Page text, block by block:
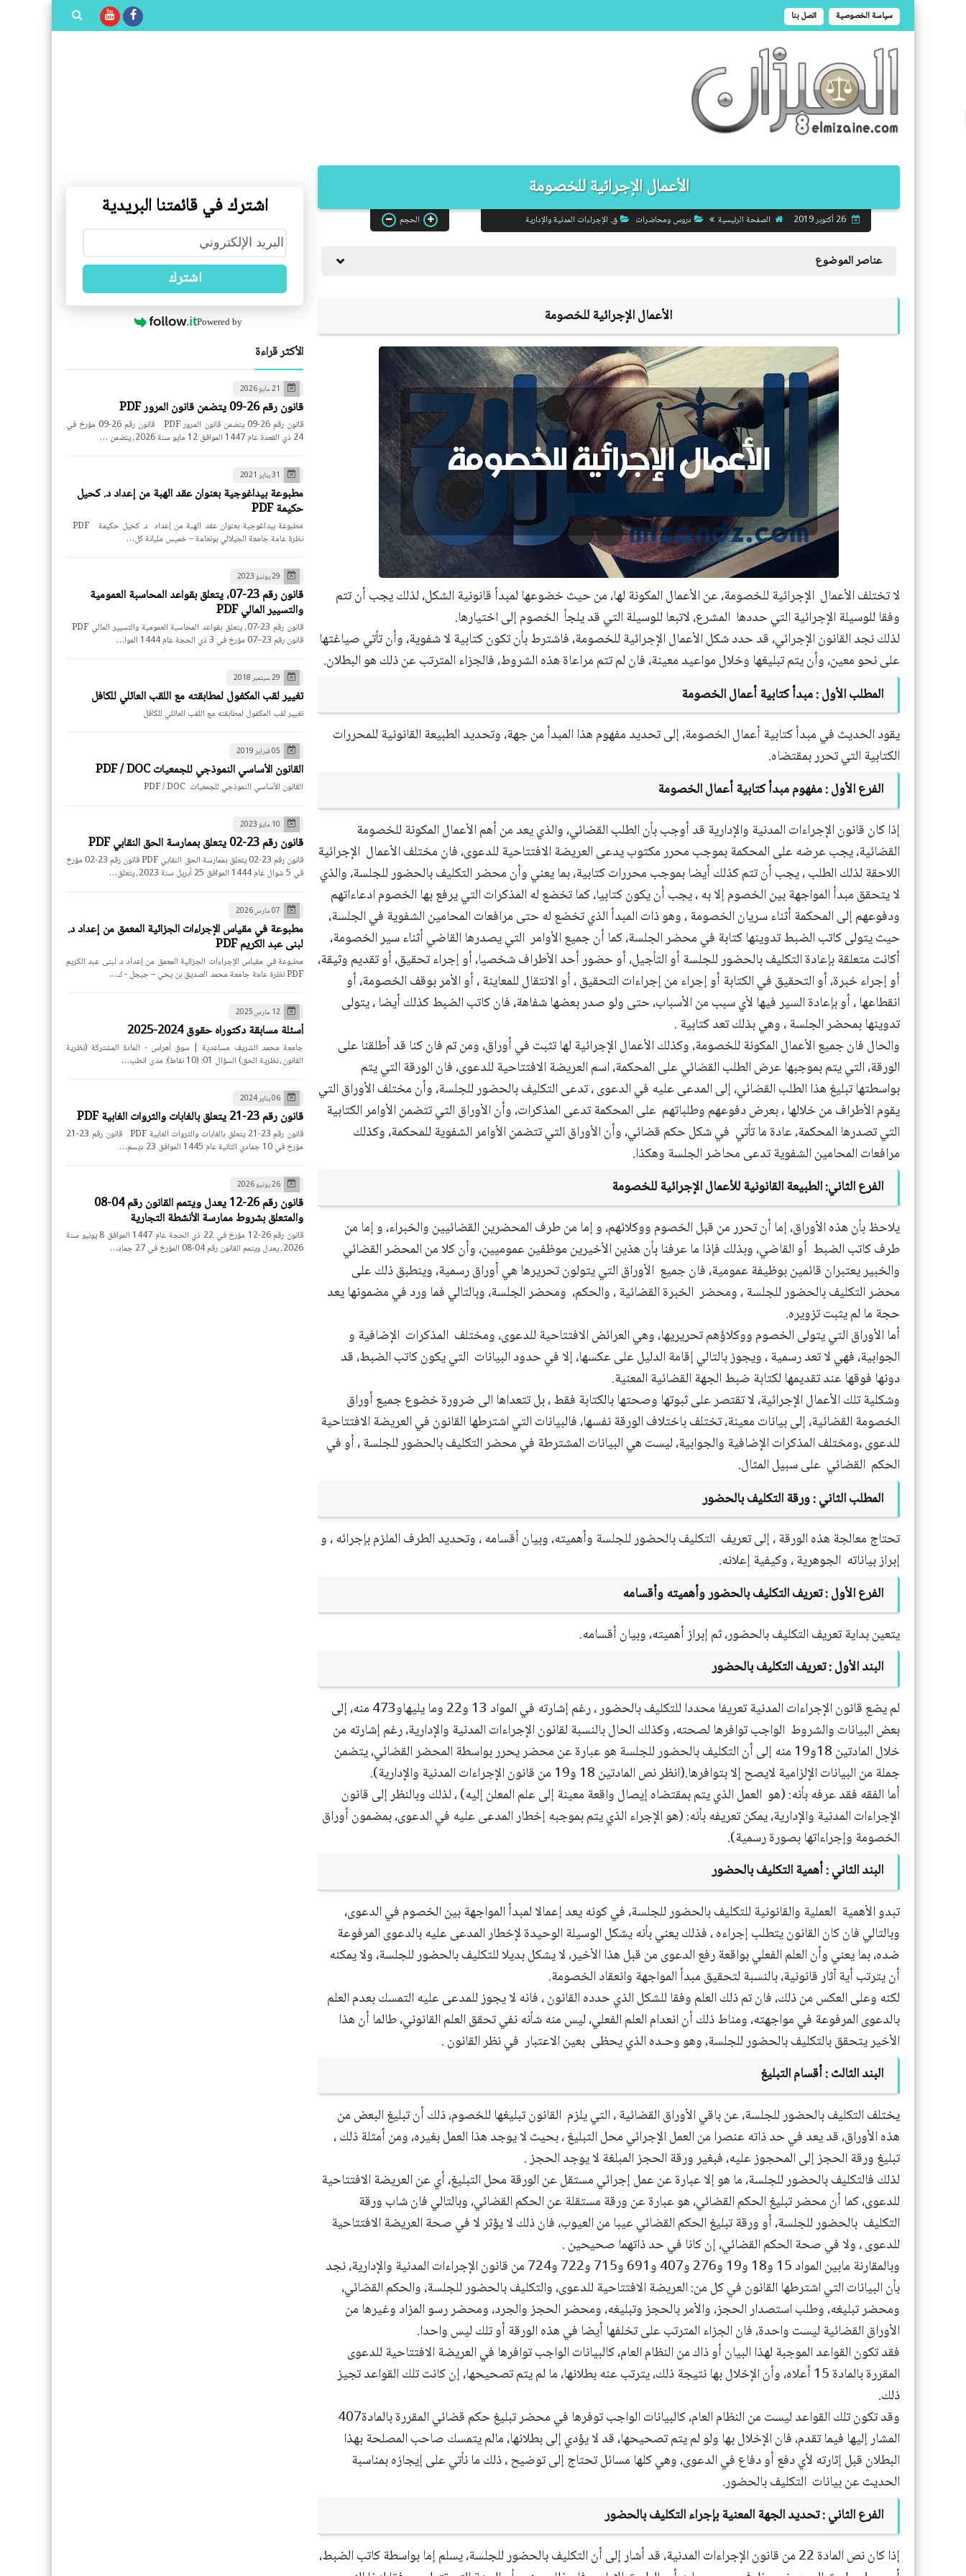
سياسة الخصوصية اتصل بنا
الأعمال الإجرائية للخصومة
26 أكتوبر 2019 الصفحة الرئيسية دروس ومحاضرات ق. الإجراءات المدنية والإدارية الحجم
عناصر الموضوع
الأعمال الإجرائية للخصومة
لا تختلف الأعمال الإجرائية للخصومة، عن الأعمال المكونة لها، من حيث خضوعها لمبدأ قانونية الشكل، لذلك يجب أن تتم
وفقا للوسيلة الإجرائية التي حددها المشرع، لاتبعا للوسيلة التي قد يلجأ الخصوم إلى اختيارها.
لذلك نجد القانون الإجرائي، قد حدد شكل الأعمال الإجرائية للخصومة، فاشترط بأن تكون كتابية لا شفوية، وأن تأتي صياغتها
على نحو معين، وأن يتم تبليغها وخلال مواعيد معينة، فان لم تتم مراعاة هذه الشروط، فالجزاء المترتب عن ذلك هو البطلان.
المطلب الأول :مبدأ كتابية أعمال الخصومة
يقود الحديث في مبدأ كتابية أعمال الخصومة، إلى تحديد مفهوم هذا المبدأ من جهة، وتحديد الطبيعة القانونية للمحررات
الكتابية التي تحرر بمقتضاه.
الفرع الأول : مفهوم مبدأ كتابية أعمال الخصومة
إذا كان قانون الإجراءات المدنية والإدارية قد أوجب بأن الطلب القضائي، والذي يعد من أهم الأعمال المكونة للخصومة
القضائية، يجب عرضه على المحكمة بموجب محرر مكتوب يدعى العريضة الافتتاحية للدعوى، فان مختلف الأعمال الإجرائية
اللاحقة لذلك الطلب ، يجب أن تتم كذلك أيضا بموجب محررات كتابية، بما يعني وأن محضر التكليف بالحضور للجلسة، والذي
لا يتحقق مبدأ المواجهة بين الخصوم إلا به ، يجب أن يكون كتابيا، كما تخضع له المذكرات التي يرفع بها الخصوم ادعاءاتهم
ودفوعهم إلى المحكمة أثناء سريان الخصومة ، وهو ذات المبدأ الذي تخضع له حتى مرافعات المحامين الشفوية في الجلسة،
حيث يتولى كاتب الضبط تدوينها كتابة في محضر الجلسة، كما أن جميع الأوامر التي يصدرها القاضي أثناء سير الخصومة،
أكانت متعلقة بإعادة التكليف بالحضور للجلسة أو التأجيل، أو حضور أحد الأطراف شخصيا، أو إجراء تحقيق، أو تقديم وثيقة،
أو إجراء خبرة، أو التحقيق في الكتابة أو إجراء من إجراءات التحقيق ، أو الانتقال للمعاينة ، أو الأمر بوقف الخصومة، أو
انقطاعها ، أو بإعادة السير فيها لأي سبب من الأسباب، حتى ولو صدر بعضها شفاهة، فان كاتب الضبط كذلك أيضا ، يتولى
تدوينها بمحضر الجلسة ، وهي بذلك تعد كتابية .
والحال فان جميع الأعمال المكونة للخصومة، وكذلك الأعمال الإجرائية لها تثبت في أوراق، ومن تم فان كنا قد أطلقنا على
الورقة، التي يتم بموجبها عرض الطلب القضائي على المحكمة، اسم العريضة الافتتاحية للدعوى، فان الورقة التي يتم
بواسطتها تبليغ هذا الطلب القضائي، إلى المدعى عليه في الدعوى ، تدعى التكليف بالحضور للجلسة، وأن مختلف الأوراق التي
يقوم الأطراف من خلالها ، بعرض دفوعهم وطلباتهم على المحكمة تدعى المذكرات، وأن الأوراق التي تتضمن الأوامر الكتابية
التي تصدرها المحكمة، عادة ما تأتي في شكل حكم قضائي، وأن الأوراق التي تتضمن الأوامر الشفوية للمحكمة، وكذلك
مرافعات المحامين الشفوية تدعى محاضر الجلسة وهكذا.
الفرع الثاني:الطبيعة القانونية للأعمال الإجرائية للخصومة
يلاحظ بأن هذه الأوراق، إما أن تحرر من قبل الخصوم ووكلائهم، و إما من طرف المحضرين القضائيين والخبراء، و إما من
طرف كاتب الضبط أو القاضي، وبذلك فإذا ما عرفنا بأن هذين الأخيرين موظفين عموميين، وأن كلا من المحضر القضائي
والخبير يعتبران قائمين بوظيفة عمومية، فان جميع الأوراق التي يتولون تحريرها هي أوراق رسمية، وينطبق ذلك على
محضر التكليف بالحضور للجلسة ، ومحضر الخبرة القضائية ، والحكم، ومحضر الجلسة، وبالتالي فما ورد في مضمونها يعد
حجة ما لم يثبت تزويره.
أما الأوراق التي يتولى الخصوم ووكلاؤهم تحريريها، وهي العرائض الافتتاحية للدعوى، ومختلف المذكرات الإضافية و
الجوابية، فهي لا تعد رسمية ، ويجوز بالتالي إقامة الدليل على عكسها، إلا في حدود البيانات التي يكون كاتب الضبط، قد
دونها فوقها عند تقديمها لكتابة ضبط الجهة القضائية المعنية.
وشكلية تلك الأعمال الإجرائية، لا تقتصر على ثبوتها وصحتها بالكتابة فقط ، بل تتعداها الى ضرورة خضوع جميع أوراق
الخصومة القضائية، إلى بيانات معينة، تختلف باختلاف الورقة نفسها، فالبيانات التي اشترطها القانون في العريضة الافتتاحية
للدعوى ،ومختلف المذكرات الإضافية والجوابية، ليست هي البيانات المشترطة في محضر التكليف بالحضور للجلسة ، أو في
الحكم القضائي على سبيل المثال.
المطلب الثاني :ورقة التكليف بالحضور
تحتاج معالجة هذه الورقة ، إلى تعريف التكليف بالحضور للجلسة وأهميته، وبيان أقسامه ، وتحديد الطرف الملزم بإجرائه ، و
إبراز بياناته الجوهرية ، وكيفية إعلانه.
الفرع الأول:تعريف التكليف بالحضور وأهميته وأقسامه
يتعين بداية تعريف التكليف بالحضور، ثم إبراز أهميته، وبيان أقسامه.
البند الأول :تعريف التكليف بالحضور
لم يضع قانون الإجراءات المدنية تعريفا محددا للتكليف بالحضور ، رغم إشارته في المواد 13 و22 وما يليهاو473 منه، إلى
بعض البيانات والشروط الواجب توافرها لصحته، وكذلك الحال بالنسبة لقانون الإجراءات المدنية والإدارية، رغم إشارته من
خلال المادتين 18و19 منه إلى أن التكليف بالحضور للجلسة هو عبارة عن محضر يحرر بواسطة المحضر القضائي، يتضمن
جملة من البيانات الإلزامية لايصح إلا بتوافرها.(انظر نص المادتين 18 و19 من قانون الإجراءات المدنية والإدارية).
أما الفقه فقد عرفه بأنه: (هو العمل الذي يتم بمقتضاه إيصال واقعة معينة إلى علم المعلن إليه) ، لذلك وبالنظر إلى قانون
الإجراءات المدنية والإدارية، يمكن تعريفه بأنه: (هو الإجراء الذي يتم بموجبه إخطار المدعى عليه في الدعوى، بمضمون أوراق
الخصومة وإجراءاتها بصورة رسمية).
البند الثاني : أهمية التكليف بالحضور
تبدو الأهمية العملية والقانونية للتكليف بالحضور للجلسة، في كونه يعد إعمالا لمبدأ المواجهة بين الخصوم في الدعوى،
وبالتالي فان كان القانون يتطلب إجراءه ، فذلك يعني بأنه يشكل الوسيلة الوحيدة لإخطار المدعى عليه بالدعوى المرفوعة
ضده، بما يعني وأن العلم الفعلي بواقعة رفع الدعوى من قبل هذا الأخير، لا يشكل بديلا للتكليف بالحضور للجلسة، ولا يمكنه
أن يترتب أية آثار قانونية، بالنسبة لتحقيق مبدأ المواجهة وانعقاد الخصومة.
لكنه وعلى العكس من ذلك، فان تم ذلك العلم وفقا للشكل الذي حدده القانون ، فانه لا يجوز للمدعى عليه التمسك بعدم العلم
بالدعوى المرفوعة في مواجهته، ومناط ذلك أن انعدام العلم الفعلي، ليس منه شأنه نفي تحقق العلم القانوني، طالما أن هذا
الأخير يتحقق بالتكليف بالحضور للجلسة، وهو وحـده الذي يحظى بعين الاعتبار في نظر القانون .
البند الثالث :أقسام التبليغ
يختلف التكليف بالحضور للجلسة، عن باقي الأوراق القضائية ، التي يلزم القانون تبليغها للخصوم، ذلك أن تبليغ البعض من
هذه الأوراق، قد يعد في حد ذاته عنصرا من العمل الإجرائي محل التبليغ ، بحيث لا يوجد هذا العمل بغيره، ومن أمثلة ذلك ،
تبليغ ورقة الحجز إلى المحجوز عليه، فبغير ورقة الحجز المبلغة لا يوجد الحجز .
لذلك فالتكليف بالحضور للجلسة، ما هو إلا عبارة عن عمل إجرائي مستقل عن الورقة محل التبليغ، أي عن العريضة الافتتاحية
للدعوى، كما أن محضر تبليغ الحكم القضائي، هو عبارة عن ورقة مستقلة عن الحكم القضائي، وبالتالي فان شاب ورقة
التكليف بالحضور للجلسة، أو ورقة تبليغ الحكم القضائي عيبا من العيوب، فان ذلك لا يؤثر لا في صحة العريضة الافتتاحية
للدعوى ، ولا في صحة الحكم القضائي، إن كانا في حد ذاتهما صحيحين .
وبالمقارنة مابين المواد 15 و18 و19 و276 و407 و691 و715 و722 و724 من قانون الإجراءات المدنية والإدارية، نجد
بأن البيانات التي اشترطها القانون في كل من: العريضة الافتتاحية للدعوى، والتكليف بالحضور للجلسة، والحكم القضائي،
ومحضر تبليغه، وطلب استصدار الحجز، والأمر بالحجز وتبليغه، ومحضر الحجز والجرد، ومحضر رسو المزاد وغيرها من
الأوراق القضائية ليست واحدة، فان الجزاء المترتب على تخلفها أيضا في هذه الورقة أو تلك ليس واحدا.
فقد تكون القواعد الموجبة لهذا البيان أو ذاك من النظام العام، كالبيانات الواجب توافرها في العريضة الافتتاحية للدعوى
المقررة بالمادة 15 أعلاه، وأن الإخلال بها نتيجة ذلك، يترتب عنه بطلانها، ما لم يتم تصحيحها، إن كانت تلك القواعد تجيز
ذلك.
وقد تكون تلك القواعد ليست من النظام العام، كالبيانات الواجب توفرها في محضر تبليغ حكم قضائي المقررة بالمادة407
المشار إليها فيما تقدم، فان الإخلال بها ولو لم يتم تصحيحها، قد لا يؤدي إلى بطلانها، مالم يتمسك صاحب المصلحة بهذا
البطلان قبل إثارته لأي دفع أو دفاع في الدعوى، وهي كلها مسائل تحتاج إلى توضيح ، ذلك ما نأتي على إيجازه بمناسبة
الحديث عن بيانات التكليف بالحضور.
الفرع الثاني:تحديد الجهة المعنية بإجراء التكليف بالحضور
إذا كان نص المادة 22 من قانون الإجراءات المدنية، قد أشار إلى أن التكليف بالحضور للجلسة، يسلم إما بواسطة كاتب الضبط،
اشترك في قائمتنا البريدية
اشترك
Powered by
الأكثر قراءة
21 مايو 2026
قانون رقم 26-09 يتضمن قانون المرور PDF
قانون رقم 26-09 يتضمن قانون المرور PDF قانون رقم 26-09 مؤرخ في
24 ذي القعدة عام 1447 الموافق 12 مايو سنة 2026، يتضمن …
31 يناير 2021
مطبوعة بيداغوجية بعنوان عقد الهبة من إعداد د. كحيل
حكيمة PDF
نظرة عامة جامعة الجيلالي بونعامة – خميس مليانة كل…
29 يونيو 2023
قانون رقم 23-07، يتعلق بقواعد المحاسبة العمومية
والتسيير المالي PDF
قانون رقم 23–07 مؤرخ في 3 ذي الحجة عام 1444 الموا…
29 سبتمبر 2018
تغيير لقب المكفول لمطابقته مع اللقب العائلي للكافل
تغيير لقب المكفول لمطابقته مع اللقب العائلي للكافل
05 فبراير 2019
القانون الأساسي النموذجي للجمعيات PDF / DOC
القانون الأساسي النموذجي للجمعيات PDF / DOC
10 مايو 2023
قانون رقم 23-02 يتعلق بممارسة الحق النقابي PDF
قانون رقم 23-02 يتعلق بممارسة الحق النقابي PDF قانون رقم 23-02 مؤرخ
في 5 شوال عام 1444 الموافق 25 أبريل سنة 2023، يتعلق…
07 مارس 2026
مطبوعة في مقياس الإجراءات الجزائية المعمق من إعداد د.
لبنى عبد الكريم PDF
مطبوعة في مقياس الإجراءات الجزائية المعمق من إعداد د. لبنى عبد الكريم
PDF نظرة عامة جامعة محمد الصديق بن يحي – جيجل - ك…
12 مارس 2025
أسئلة مسابقة دكتوراه حقوق 2024-2025
جامعة محمد الشريف مساعدية | سوق أهراس - المادة المشتركة (نظرية
القانون، نظرية الحق) السؤال 01: (10 نقاط): مدى انطب…
06 يناير 2024
قانون رقم 23-21 يتعلق بالغابات والثروات الغابية PDF
قانون رقم 23-21 يتعلق بالغابات والثروات الغابية PDF قانون رقم 23-21
مؤرخ في 10 جمادي الثانية عام 1445 الموافق 23 ديسم…
26 يونيو 2026
قانون رقم 26-12 يعدل ويتمم القانون رقم 04-08
والمتعلق بشروط ممارسة الأنشطة التجارية
قانون رقم 26-12 مؤرخ في 22 ذي الحجة عام 1447 الموافق 8 يونيو سنة
2026، يعدل ويتمم القانون رقم 04-08 المؤرخ في 27 جماد…